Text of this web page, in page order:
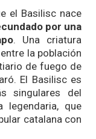
el Basilisc nace
por una
. Una criatura
la población
de fuego de
El Basilisc es
singulares del
legendaria, que
catalana con